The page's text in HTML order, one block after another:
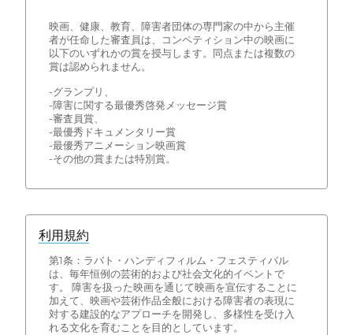
映画、健康、教育、障害者団体の専門家の中から主催
者が任命した審査員は、コンペティション中の映画に
以下のいずれかの賞を授与します。同点または複数の
賞は認められません。
-グランプリ、
-障害に関する最優秀啓発メッセージ賞
-審査員賞、
-最優秀ドキュメンタリー賞
-最優秀アニメーション映画賞
-その他の賞または特別賞。
利用規約
第1条：ラバト・ハンディフィルム・フェスティバル
は、毎年恒例の芸術的および社会文化的イベントで
す。 障害を扱った映画を通じて映画を宣伝することに
加えて、映画や芸術作品全般における障害者の表現に
対する建設的なアプローチを開発し、多様性を受け入
れる文化を育むことを目的としています。